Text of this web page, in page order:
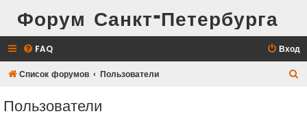
Форум Санкт-Петербурга
FAQ Вход
Список форумов Пользователи
Пользователи